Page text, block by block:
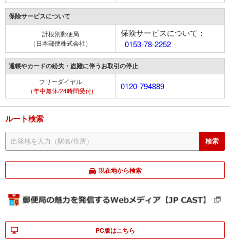
保険サービスについて
計根別郵便局
（日本郵便株式会社）
保険サービスについて：
0153-78-2252
通帳やカードの紛失・盗難に伴うお取引の停止
フリーダイヤル
（年中無休/24時間受付)
0120-794889
ルート検索
現在地から検索
PC版はこちら